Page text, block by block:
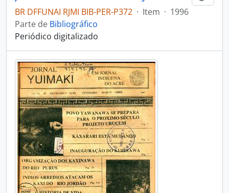
BR DFFUNAI RJMI BIB-PER-P372 · Item · 1996
Parte de Bibliográfico
Periódico digitalizado